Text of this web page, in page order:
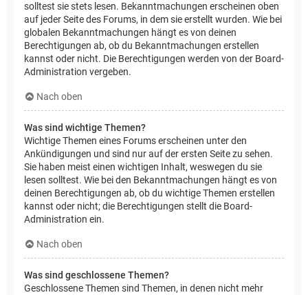
solltest sie stets lesen. Bekanntmachungen erscheinen oben
auf jeder Seite des Forums, in dem sie erstellt wurden. Wie bei
globalen Bekanntmachungen hängt es von deinen
Berechtigungen ab, ob du Bekanntmachungen erstellen
kannst oder nicht. Die Berechtigungen werden von der Board-
Administration vergeben.
Nach oben
Was sind wichtige Themen?
Wichtige Themen eines Forums erscheinen unter den
Ankündigungen und sind nur auf der ersten Seite zu sehen.
Sie haben meist einen wichtigen Inhalt, weswegen du sie
lesen solltest. Wie bei den Bekanntmachungen hängt es von
deinen Berechtigungen ab, ob du wichtige Themen erstellen
kannst oder nicht; die Berechtigungen stellt die Board-
Administration ein.
Nach oben
Was sind geschlossene Themen?
Geschlossene Themen sind Themen, in denen nicht mehr